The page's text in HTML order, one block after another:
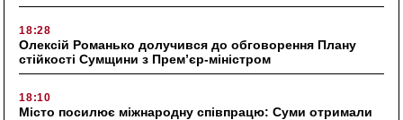
18:28
Олексій Романько долучився до обговорення Плану
стійкості Сумщини з Прем’єр-міністром
18:10
Місто посилює міжнародну співпрацю: Суми отримали